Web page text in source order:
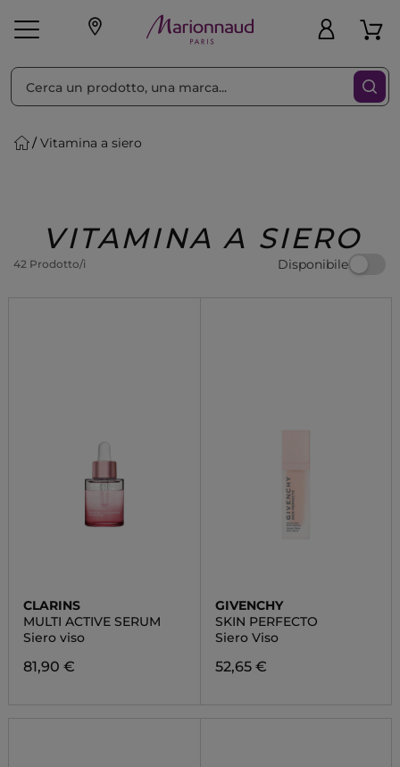
Make-up Profumi
Regalo
Vitamina a siero
VITAMINA A SIERO
42 Prodotto/i Disponibile
Ordina per Filtra
CLARINS
MULTI ACTIVE SERUM
Siero viso
81,90 €
GIVENCHY
SKIN PERFECTO
Siero Viso
52,65 €